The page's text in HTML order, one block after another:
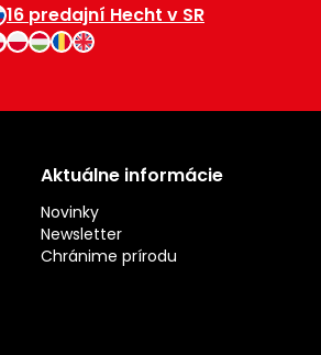
16 predajní Hecht v SR
Aktuálne informácie
Novinky
Newsletter
Chránime prírodu